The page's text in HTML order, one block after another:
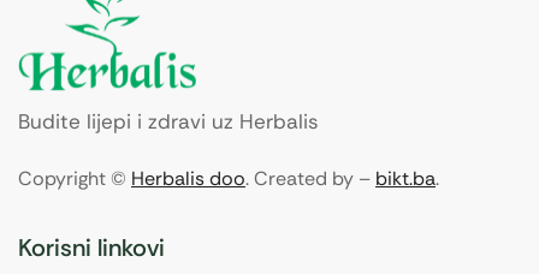
Budite lijepi i zdravi uz Herbalis
Copyright © Herbalis doo. Created by – bikt.ba.
Korisni linkovi